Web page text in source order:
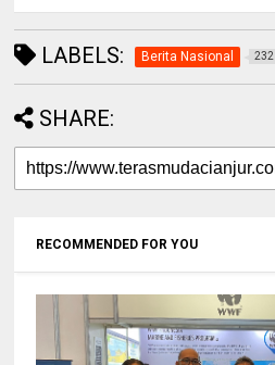
LABELS: Berita Nasional 232
SHARE:
RECOMMENDED FOR YOU